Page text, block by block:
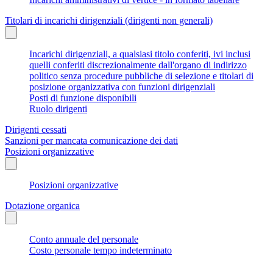
Titolari di incarichi dirigenziali (dirigenti non generali)
Incarichi dirigenziali, a qualsiasi titolo conferiti, ivi inclusi
quelli conferiti discrezionalmente dall'organo di indirizzo
politico senza procedure pubbliche di selezione e titolari di
posizione organizzativa con funzioni dirigenziali
Posti di funzione disponibili
Ruolo dirigenti
Dirigenti cessati
Sanzioni per mancata comunicazione dei dati
Posizioni organizzative
Posizioni organizzative
Dotazione organica
Conto annuale del personale
Costo personale tempo indeterminato